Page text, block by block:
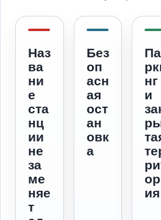
Наз
ва
ни
е
ста
нц
ии
не
за
ме
няе
т
Без
оп
асн
ая
ост
ан
овк
а
Па
нг
и
ор
ия